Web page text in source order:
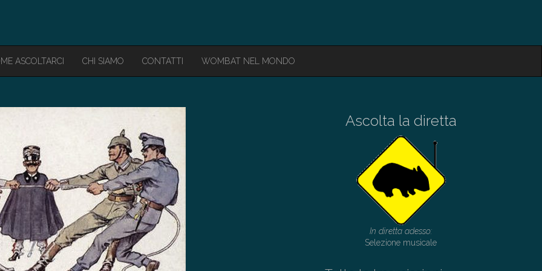
ASCOLTARCI CHI SIAMO CONTATTI WOMBAT NEL MONDO
Ascolta la diretta
In diretta adesso:
Selezione musicale